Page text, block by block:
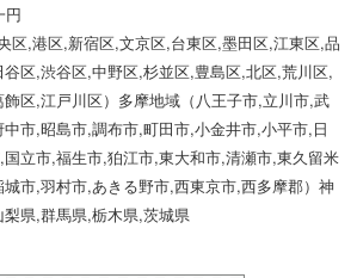
円
区,港区,新宿区,文京区,台東区,墨田区,江東区,品
区,渋谷区,中野区,杉並区,豊島区,北区,荒川区,
区,江戸川区）多摩地域（八王子市,立川市,武
市,昭島市,調布市,町田市,小金井市,小平市,日
立市,福生市,狛江市,東大和市,清瀬市,東久留米
市,羽村市,あきる野市,西東京市,西多摩郡）神
県,群馬県,栃木県,茨城県